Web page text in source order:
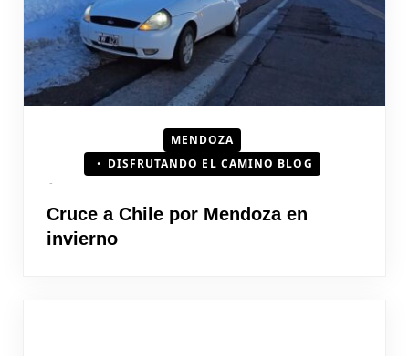
MENDOZA
DISFRUTANDO EL CAMINO BLOG
Cruce a Chile por Mendoza en
invierno